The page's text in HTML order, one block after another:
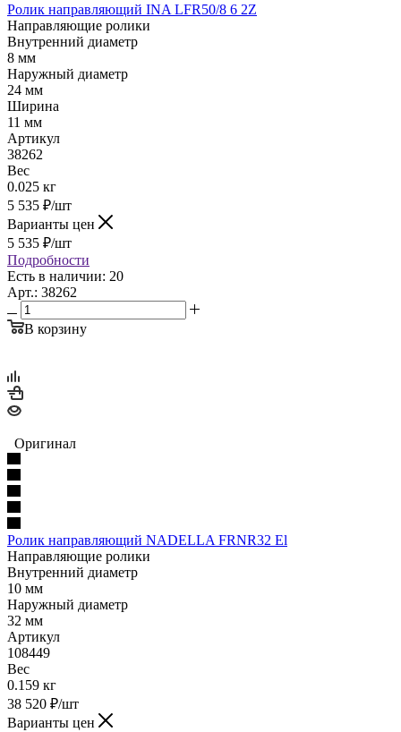
Ролик направляющий INA LFR50/8 6 2Z
Направляющие ролики
Внутренний диаметр
8 мм
Наружный диаметр
24 мм
Ширина
11 мм
Артикул
38262
Вес
0.025 кг
5 535 ₽/шт
Варианты цен
5 535 ₽/шт
Подробности
Есть в наличии: 20
Арт.: 38262
В корзину
Оригинал
Ролик направляющий NADELLA FRNR32 El
Направляющие ролики
Внутренний диаметр
10 мм
Наружный диаметр
32 мм
Артикул
108449
Вес
0.159 кг
38 520 ₽/шт
Варианты цен